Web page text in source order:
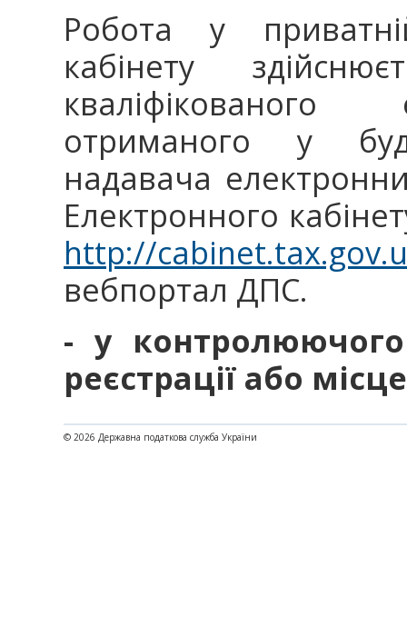
Робота у
кабінету
кваліфікованого
отриманого у
надавача
Електронного
http://
вебпортал ДПС.
- у
реєстрації або
© 2026 Державна податкова служба України